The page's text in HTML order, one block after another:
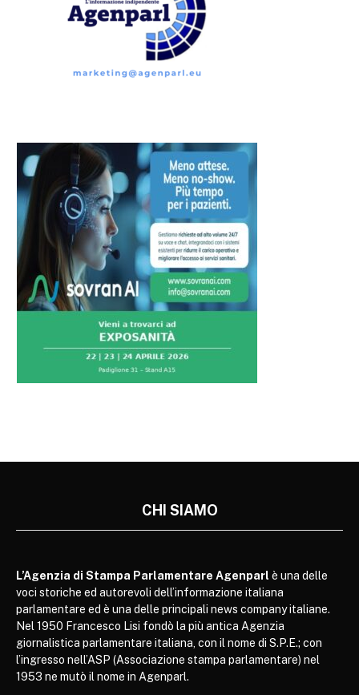
CHI SIAMO
L’Agenzia di Stampa Parlamentare Agenparl è una delle
voci storiche ed autorevoli dell’informazione italiana
parlamentare ed è una delle principali news company italiane.
Nel 1950 Francesco Lisi fondò la più antica Agenzia
giornalistica parlamentare italiana, con il nome di S.P.E.; con
l’ingresso nell’ASP (Associazione stampa parlamentare) nel
1953 ne mutò il nome in Agenparl.